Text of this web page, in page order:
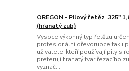
OREGON - Pilový řetěz .325"
(hranatý zub)
Vysoce výkonný typ řetězu
profesionální dřevorubce tak i
uživatele, kteří používají pily s
preferují hranatý tvar řezacího
vyznač...